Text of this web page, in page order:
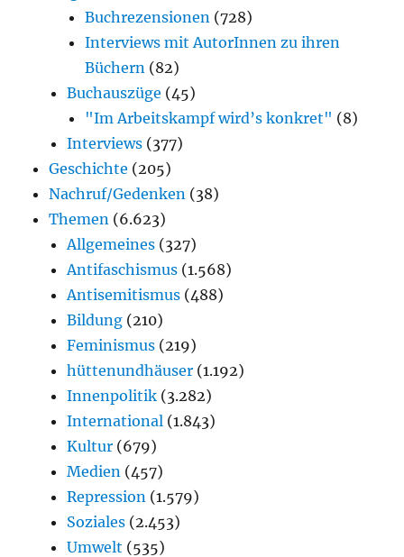
Buchrezensionen (728)
Interviews mit AutorInnen zu ihren
Büchern (82)
Buchauszüge (45)
"Im Arbeitskampf wird’s konkret" (8)
Interviews (377)
Geschichte (205)
Nachruf/Gedenken (38)
Themen (6.623)
Allgemeines (327)
Antifaschismus (1.568)
Antisemitismus (488)
Bildung (210)
Feminismus (219)
hüttenundhäuser (1.192)
Innenpolitik (3.282)
International (1.843)
Kultur (679)
Medien (457)
Repression (1.579)
Soziales (2.453)
Umwelt (535)